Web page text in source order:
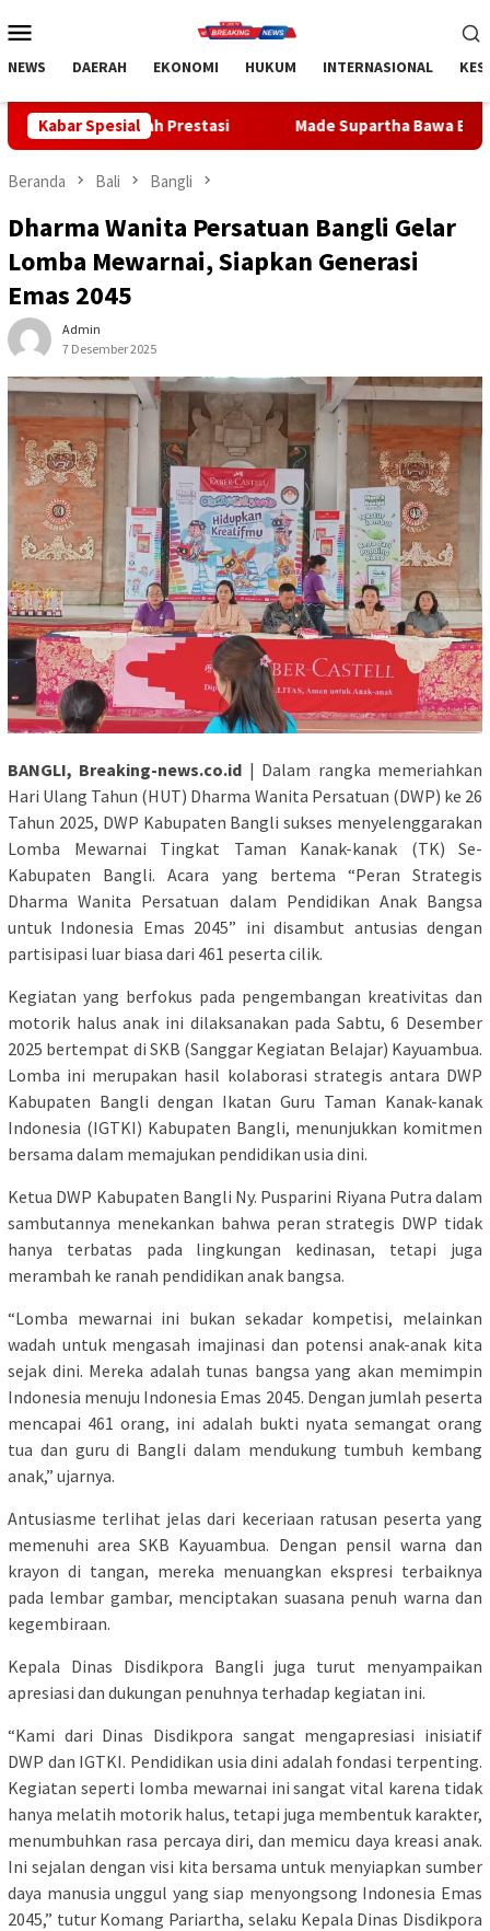
ke
Mobile
NEWS DAERAH EKONOMI HUKUM INTERNASIONAL
Kabar SpesialMade Supartha Bawa Energi Baru ABTI Bali, Tim
Beranda Bali Bangli
Dharma Wanita Persatuan Bangli Gelar
Lomba Mewarnai, Siapkan Generasi
Emas 2045
Admin
7 Desember 2025
BANGLI, Breaking-news.co.id | Dalam rangka memeriahkan
Hari Ulang Tahun (HUT) Dharma Wanita Persatuan (DWP) ke 26
Tahun 2025, DWP Kabupaten Bangli sukses menyelenggarakan
Lomba Mewarnai Tingkat Taman Kanak-kanak (TK) Se-
Kabupaten Bangli. Acara yang bertema “Peran Strategis
Dharma Wanita Persatuan dalam Pendidikan Anak Bangsa
untuk Indonesia Emas 2045” ini disambut antusias dengan
partisipasi luar biasa dari 461 peserta cilik.
Kegiatan yang berfokus pada pengembangan kreativitas dan
motorik halus anak ini dilaksanakan pada Sabtu, 6 Desember
2025 bertempat di SKB (Sanggar Kegiatan Belajar) Kayuambua.
Lomba ini merupakan hasil kolaborasi strategis antara DWP
Kabupaten Bangli dengan Ikatan Guru Taman Kanak-kanak
Indonesia (IGTKI) Kabupaten Bangli, menunjukkan komitmen
bersama dalam memajukan pendidikan usia dini.
Ketua DWP Kabupaten Bangli Ny. Pusparini Riyana Putra dalam
sambutannya menekankan bahwa peran strategis DWP tidak
hanya terbatas pada lingkungan kedinasan, tetapi juga
merambah ke ranah pendidikan anak bangsa.
“Lomba mewarnai ini bukan sekadar kompetisi, melainkan
wadah untuk mengasah imajinasi dan potensi anak-anak kita
sejak dini. Mereka adalah tunas bangsa yang akan memimpin
Indonesia menuju Indonesia Emas 2045. Dengan jumlah peserta
mencapai 461 orang, ini adalah bukti nyata semangat orang
tua dan guru di Bangli dalam mendukung tumbuh kembang
anak,” ujarnya.
Antusiasme terlihat jelas dari keceriaan ratusan peserta yang
memenuhi area SKB Kayuambua. Dengan pensil warna dan
krayon di tangan, mereka menuangkan ekspresi terbaiknya
pada lembar gambar, menciptakan suasana penuh warna dan
kegembiraan.
Kepala Dinas Disdikpora Bangli juga turut menyampaikan
apresiasi dan dukungan penuhnya terhadap kegiatan ini.
“Kami dari Dinas Disdikpora sangat mengapresiasi inisiatif
DWP dan IGTKI. Pendidikan usia dini adalah fondasi terpenting.
Kegiatan seperti lomba mewarnai ini sangat vital karena tidak
hanya melatih motorik halus, tetapi juga membentuk karakter,
menumbuhkan rasa percaya diri, dan memicu daya kreasi anak.
Ini sejalan dengan visi kita bersama untuk menyiapkan sumber
daya manusia unggul yang siap menyongsong Indonesia Emas
2045,” tutur Komang Pariartha, selaku Kepala Dinas Disdikpora